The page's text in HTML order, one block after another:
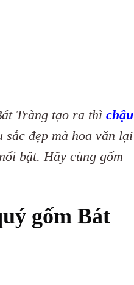
Tràng tạo ra thì chậu
đẹp mà hoa văn lại
bật. Hãy cùng gốm
gốm Bát